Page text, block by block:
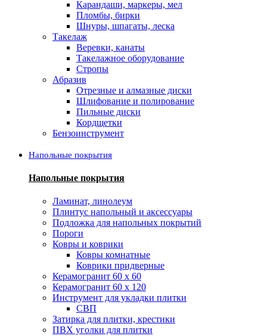
Карандаши, маркеры, мел
Пломбы, бирки
Шнуры, шпагаты, леска
Такелаж
Веревки, канаты
Такелажное оборудование
Стропы
Абразив
Отрезные и алмазные диски
Шлифование и полирование
Пильные диски
Кордщетки
Бензоинструмент
Напольные покрытия
Напольные покрытия
Ламинат, линолеум
Плинтус напольный и аксессуары
Подложка для напольных покрытий
Пороги
Ковры и коврики
Ковры комнатные
Коврики придверные
Керамогранит 60 х 60
Керамогранит 60 х 120
Инструмент для укладки плитки
СВП
Затирка для плитки, крестики
ПВХ уголки для плитки